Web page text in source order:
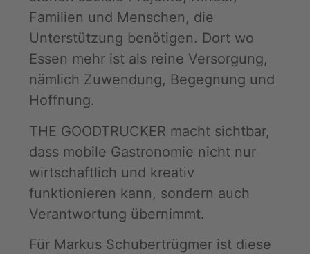
Familien und Menschen, die
Unterstützung benötigen. Dort wo
Essen mehr ist als reine Versorgung,
nämlich Zuwendung, Begegnung und
Hoffnung.
THE GOODTRUCKER macht sichtbar,
dass mobile Gastronomie nicht nur
wirtschaftlich und kreativ
funktionieren kann, sondern auch
Verantwortung übernimmt.
Für Markus Schubertrügmer ist diese